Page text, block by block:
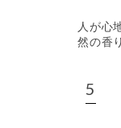
人が心
然の香